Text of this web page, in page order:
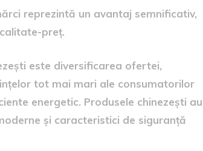
reprezintă un avantaj semnificativ,
preț.
este diversificarea ofertei,
tot mai mari ale consumatorilor
energetic. Produsele chinezești au
și caracteristici de siguranță